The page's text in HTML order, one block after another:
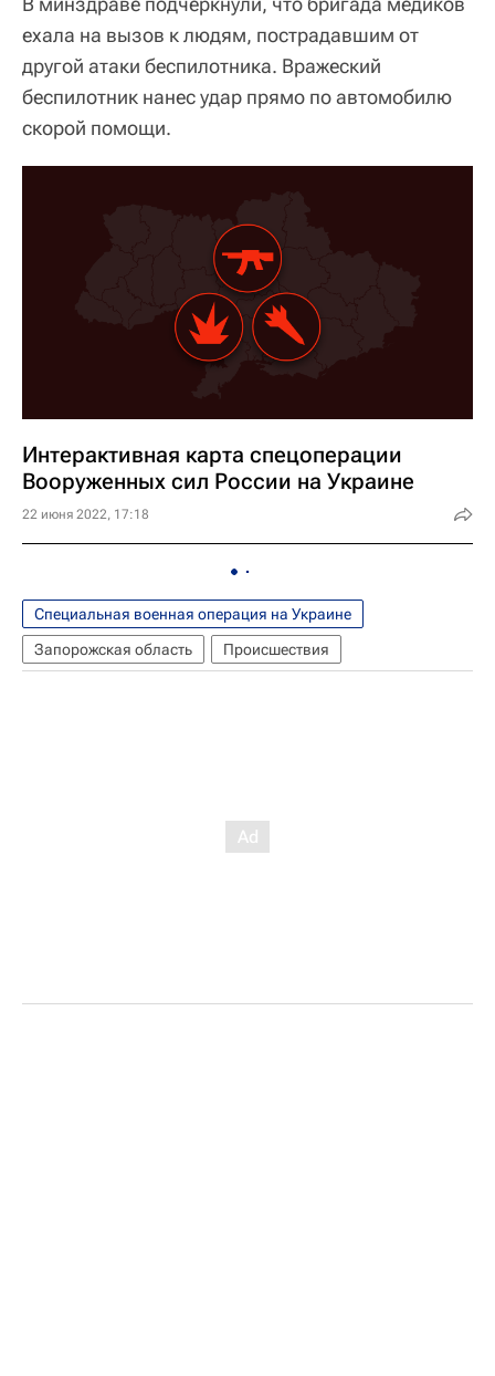
ехала на вызов к людям, пострадавшим от
другой атаки беспилотника. Вражеский
беспилотник нанес удар прямо по автомобилю
скорой помощи.
Интерактивная карта спецоперации
Вооруженных сил России на Украине
22 июня 2022, 17:18
Специальная военная операция на Украине
Запорожская область
Происшествия